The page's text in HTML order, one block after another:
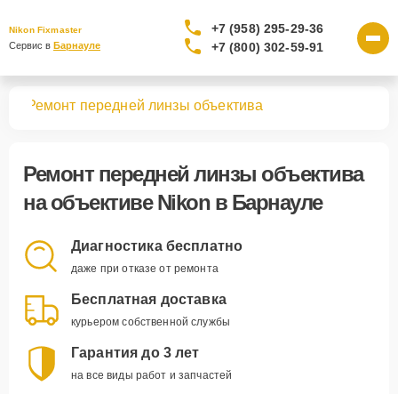
Nikon Fixmaster
Сервис в Барнауле
+7 (958) 295-29-36
+7 (800) 302-59-91
Ремонт передней линзы объектива
Ремонт передней линзы объектива
на объективе Nikon в Барнауле
Диагностика бесплатно
даже при отказе от ремонта
Бесплатная доставка
курьером собственной службы
Гарантия до 3 лет
на все виды работ и запчастей